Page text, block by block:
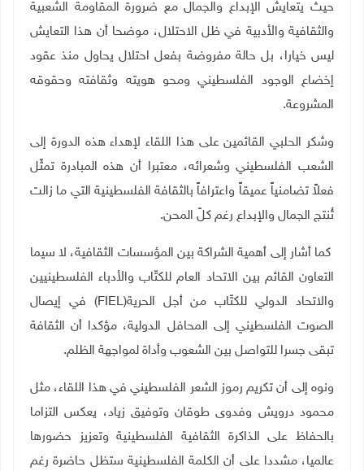
حيث يتعايش الإبداع والجمال مع ضرورة المقاومة الشعبية
والثقافية والأدبية في ظل الاحتلال، موضحا أن هذا التعايش
ليس خيارا، بل حالة مفروضة بفعل احتلال يحاول منذ عقود
إخضاع الوجود الفلسطيني ومحو هويته وثقافته وحقوقه
المشروعة.
وشكر الحلبي القائمين على هذا اللقاء لإهداء هذه الدورة إلى
الشعب الفلسطيني وشعرائه، معتبرا أن هذه المبادرة تمثّل
فعلاً تضامنياً عميقاً واعترافاً بالثقافة الفلسطينية التي ما زالت
تُنتج الجمال والإبداع رغم كلّ المحن.
كما أشار إلى أهمية الشراكة بين المؤسسات الثقافية، لا سيما
التعاون القائم بين الاتحاد العام للكتّاب والأدباء الفلسطينيين
والاتحاد الدولي للكتّاب من أجل الحرية(FIEL) في إيصال
الصوت الفلسطيني إلى المحافل الدولية، مؤكدا أن الثقافة
تبقى جسرا للتواصل بين الشعوب وأداة لمواجهة الظلم.
ونوه إلى أن تكريم رموز الشعر الفلسطيني في هذا اللقاء، مثل
محمود درويش وفدوى طوقان وتوفيق زياد، يعكس التزاما
بالحفاظ على الذاكرة الثقافية الفلسطينية وتعزيز حضورها
عالميا، مشددا على أن الكلمة الفلسطينية ستظل حاضرة رغم